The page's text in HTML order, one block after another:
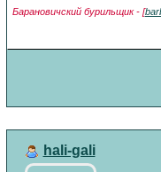
Барановичский бурильщик - [
hali-gali